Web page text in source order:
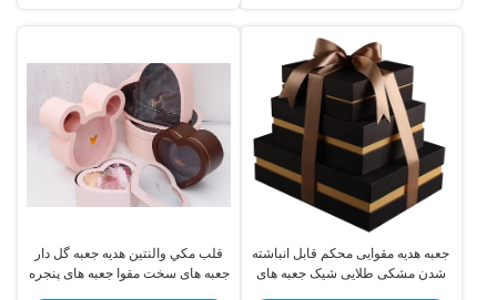
جعبه هدیه مقوایی محکم قابل انباشته
شدن مشکی طلایی شیک جعبه های
قلب مکي والنتين هدیه جعبه گل دار
جعبه های سخت مقوا جعبه های پنجره